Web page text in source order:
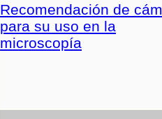
Recomendación de
para su uso en la
microscopía